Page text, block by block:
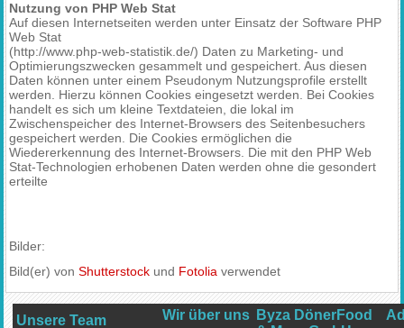
Nutzung von PHP Web Stat
Auf diesen Internetseiten werden unter Einsatz der Software PHP
Web Stat
(http://www.php-web-statistik.de/) Daten zu Marketing- und
Optimierungszwecken gesammelt und gespeichert. Aus diesen
Daten können unter einem Pseudonym Nutzungsprofile erstellt
werden. Hierzu können Cookies eingesetzt werden. Bei Cookies
handelt es sich um kleine Textdateien, die lokal im
Zwischenspeicher des Internet-Browsers des Seitenbesuchers
gespeichert werden. Die Cookies ermöglichen die
Wiedererkennung des Internet-Browsers. Die mit den PHP Web
Stat-Technologien erhobenen Daten werden ohne die gesondert
erteilte
Bilder:
Bild(er) vonShutterstock und Fotolia verwendet
Unsere Team Wir über uns Byza DönerFood